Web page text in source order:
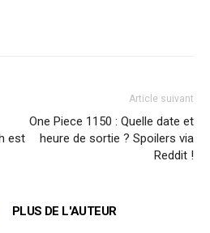
est
Article suivant
One Piece 1150 : Quelle date et
heure de sortie ? Spoilers via
Reddit !
PLUS DE L'AUTEUR